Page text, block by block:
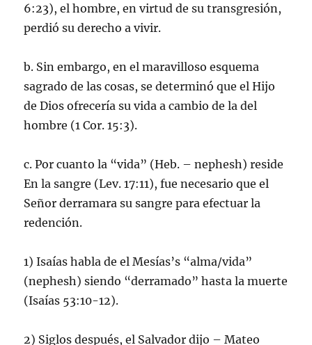
6:23), el hombre, en virtud de su transgresión,
perdió su derecho a vivir.
b. Sin embargo, en el maravilloso esquema
sagrado de las cosas, se determinó que el Hijo
de Dios ofrecería su vida a cambio de la del
hombre (1 Cor. 15:3).
c. Por cuanto la “vida” (Heb. – nephesh) reside
En la sangre (Lev. 17:11), fue necesario que el
Señor derramara su sangre para efectuar la
redención.
1) Isaías habla de el Mesías’s “alma/vida”
(nephesh) siendo “derramado” hasta la muerte
(Isaías 53:10-12).
2) Siglos después, el Salvador dijo – Mateo